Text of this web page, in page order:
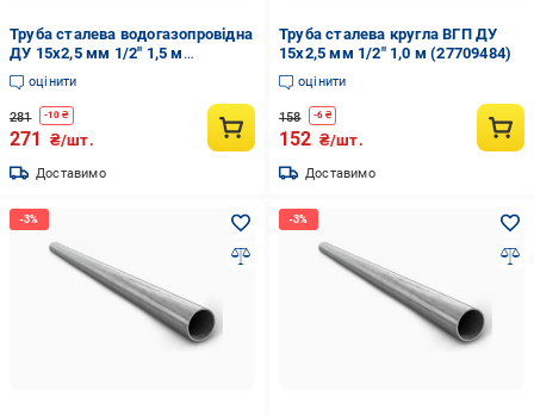
Труба сталева водогазопровідна
ДУ 15х2,5 мм 1/2" 1,5 м
(741965866)
оцінити
281 -10 ₴
271 ₴/шт.
Доставимо
Труба сталева кругла ВГП ДУ
15х2,5 мм 1/2" 1,0 м (27709484)
оцінити
158 -6₴
152 ₴/шт.
Доставимо